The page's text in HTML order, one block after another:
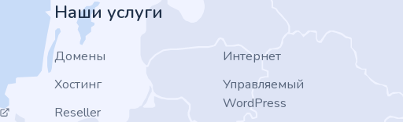
Наши услуги
Домены
Хостинг
Reseller
Интернет
Управляемый
WordPress